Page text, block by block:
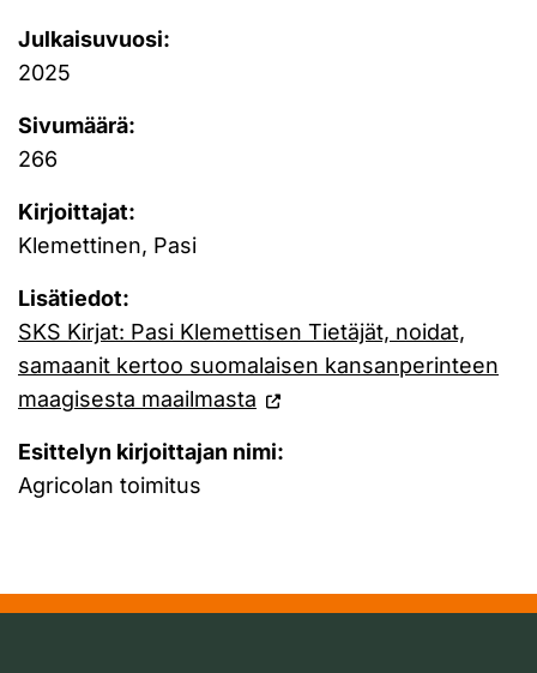
Julkaisuvuosi:
2025
Sivumäärä:
266
Kirjoittajat:
Klemettinen, Pasi
Lisätiedot:
SKS Kirjat: Pasi Klemettisen Tietäjät, noidat,
samaanit kertoo suomalaisen kansanperinteen
maagisesta maailmasta
Esittelyn kirjoittajan nimi:
Agricolan toimitus